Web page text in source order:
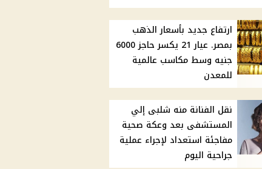
ارتفاع جديد بأسعار الذهب
بمصر. عيار 21 يكسر حاجز 6000
جنيه وسط مكاسب عالمية
للمعدن
نقل الفنانة منه شلبى إلي
المستشفى بعد وعكة صحية
مفاجئة استعداد لإجراء عملية
جراحية اليوم